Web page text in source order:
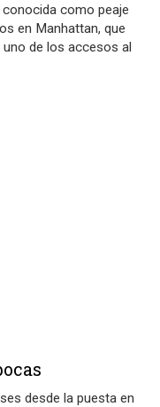
como peaje
en Manhattan, que
uno de los accesos al
desde la puesta en